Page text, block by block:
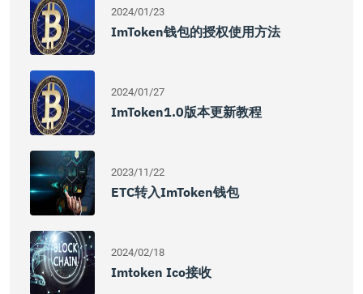
2024/01/23
ImToken钱包的授权使用方法
2024/01/27
ImToken1.0版本更新教程
2023/11/22
ETC转入imToken钱包
2024/02/18
Imtoken Ico接收